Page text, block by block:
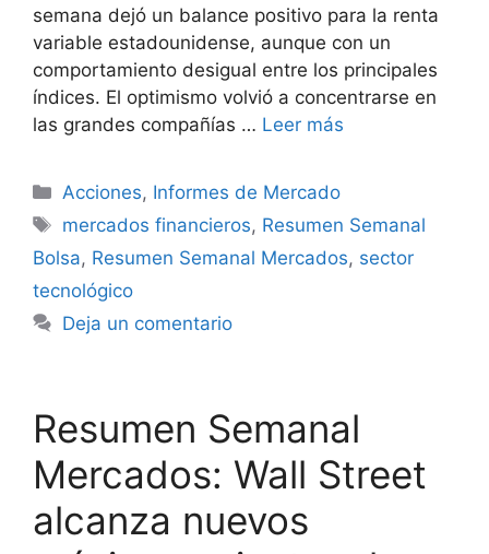
semana dejó un balance positivo para la renta
variable estadounidense, aunque con un
comportamiento desigual entre los principales
índices. El optimismo volvió a concentrarse en
las grandes compañías … Leer más
Categorías
Acciones, Informes de Mercado
Etiquetas
mercados financieros, Resumen Semanal
Bolsa, Resumen Semanal Mercados, sector
tecnológico
Deja un comentario
Resumen Semanal
Mercados: Wall Street
alcanza nuevos